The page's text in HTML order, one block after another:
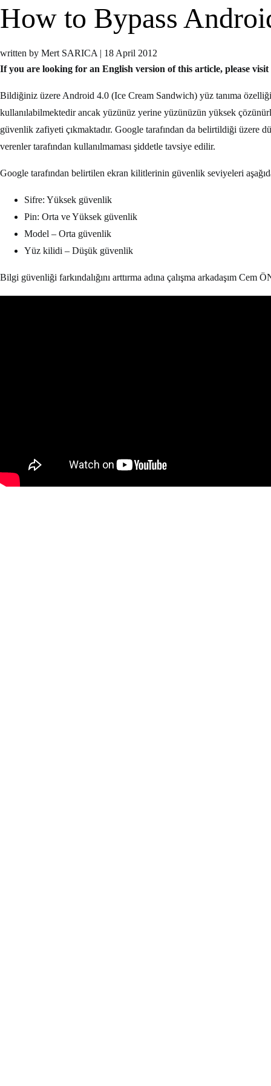
How to Bypass
written by Mert SARICA | 18 April 2012
If you are looking for an English version of this article, please visit
Bildiğiniz üzere Android 4.0 (Ice Cream Sandwich) yüz tanıma
kullanılabilmektedir ancak yüzünüz yerine yüzünüzün yüksek
güvenlik zafiyeti çıkmaktadır. Google tarafından da belirtildiği üzere
verenler tarafından kullanılmaması şiddetle tavsiye edilir.
Google tarafından belirtilen ekran kilitlerinin güvenlik seviyeleri
Sifre: Yüksek güvenlik
Pin: Orta ve Yüksek güvenlik
Model – Orta güvenlik
Yüz kilidi – Düşük güvenlik
Bilgi güvenliği farkındalığını arttırma adına çalışma arkadaşım